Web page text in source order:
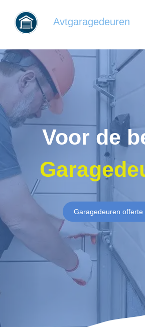
Avtgaragedeuren
Voor de
Garagedeuren offerte